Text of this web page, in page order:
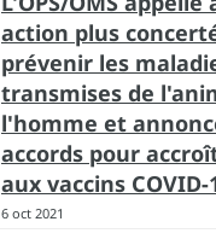
action plus
prévenir les
transmises de
l'homme et
accords pour
aux vaccins COVID-
6 oct 2021